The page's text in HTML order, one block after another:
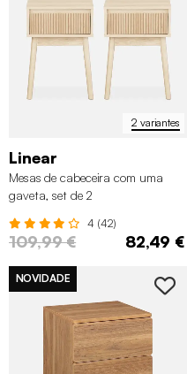
2 variantes
Linear
Mesas de cabeceira com uma
gaveta, set de 2
4 (42)
109,99 € 82,49 €
NOVIDADE